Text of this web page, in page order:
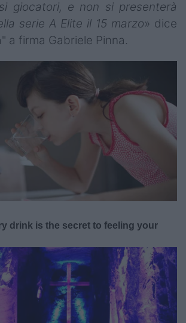
giocatori, e non si presenterà
serie A Elite il 15 marzo» dice
a firma Gabriele Pinna.